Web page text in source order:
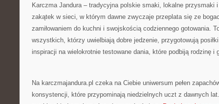
Karczma Jandura – tradycyjna polskie smaki, lokalne przysmaki
zakątek w sieci, w którym dawne zwyczaje przeplata się ze
zamiłowaniem do kuchni i swojskością codziennego gotowania.
wszystkich, którzy uwielbiają dobre jedzenie, przygotowują
inspiracji na wielokrotnie testowane dania, które podbiją rodzinę i
Na karczmajandura.pl czeka na Ciebie uniwersum pełen
konsystencji, które przypominają niedzielnych uczt z dawnych